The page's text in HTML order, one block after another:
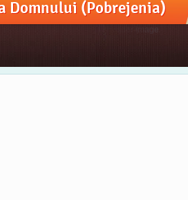
Domnului (Pobrejenia)